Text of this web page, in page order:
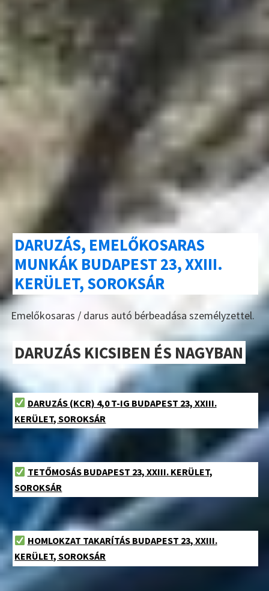
DARUZÁS, EMELŐKOSARAS
MUNKÁK BUDAPEST 23, XXIII.
KERÜLET, SOROKSÁR
Emelőkosaras / darus autó bérbeadása személyzettel.
DARUZÁS KICSIBEN ÉS NAGYBAN
DARUZÁS (KCR) 4,0 T-IG BUDAPEST 23, XXIII.
KERÜLET, SOROKSÁR
TETŐMOSÁS BUDAPEST 23, XXIII. KERÜLET,
SOROKSÁR
HOMLOKZAT TAKARÍTÁS BUDAPEST 23, XXIII.
KERÜLET, SOROKSÁR